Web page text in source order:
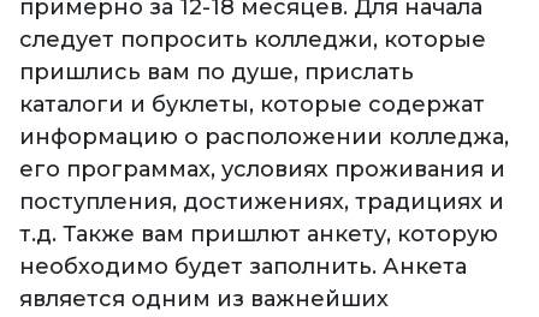
примерно за 12-18 месяцев. Для начала
следует попросить колледжи, которые
пришлись вам по душе, прислать
каталоги и буклеты, которые содержат
информацию о расположении колледжа,
его программах, условиях проживания и
поступления, достижениях, традициях и
т.д. Также вам пришлют анкету, которую
необходимо будет заполнить. Анкета
является одним из важнейших